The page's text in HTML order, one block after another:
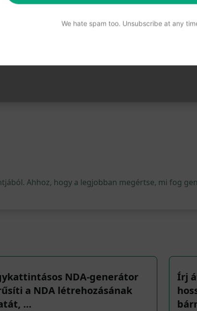
fel a kreativitás és hatékonyság új szintjét a
Ahhoz, hogy a legjobban megértse, mi fog
NDA-generátor
a NDA létrehozásának
…
Írj
We hate spam too. Unsubscribe at any